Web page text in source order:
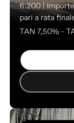
6.200 |
pari a rata
TAN 7,50% -